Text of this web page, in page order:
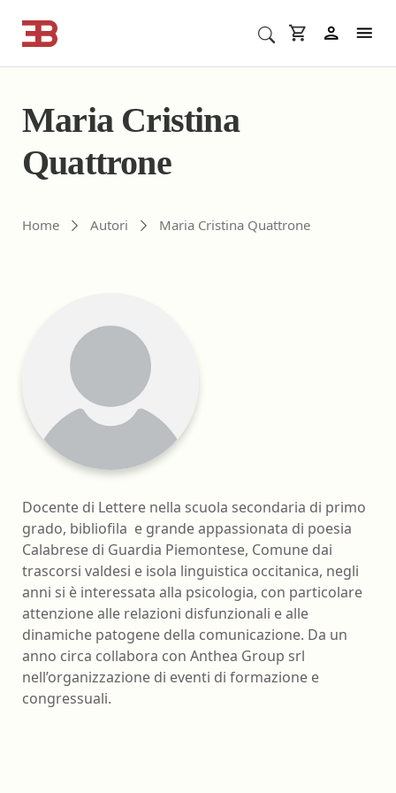
Cerca corsi ECM o altro
Maria Cristina
Quattrone
Home Autori Maria Cristina Quattrone
Docente di Lettere nella scuola secondaria di primo
grado, bibliofila e grande appassionata di poesia
Calabrese di Guardia Piemontese, Comune dai
trascorsi valdesi e isola linguistica occitanica, negli
anni si è interessata alla psicologia, con particolare
attenzione alle relazioni disfunzionali e alle
dinamiche patogene della comunicazione. Da un
anno circa collabora con Anthea Group srl
nell’organizzazione di eventi di formazione e
congressuali.